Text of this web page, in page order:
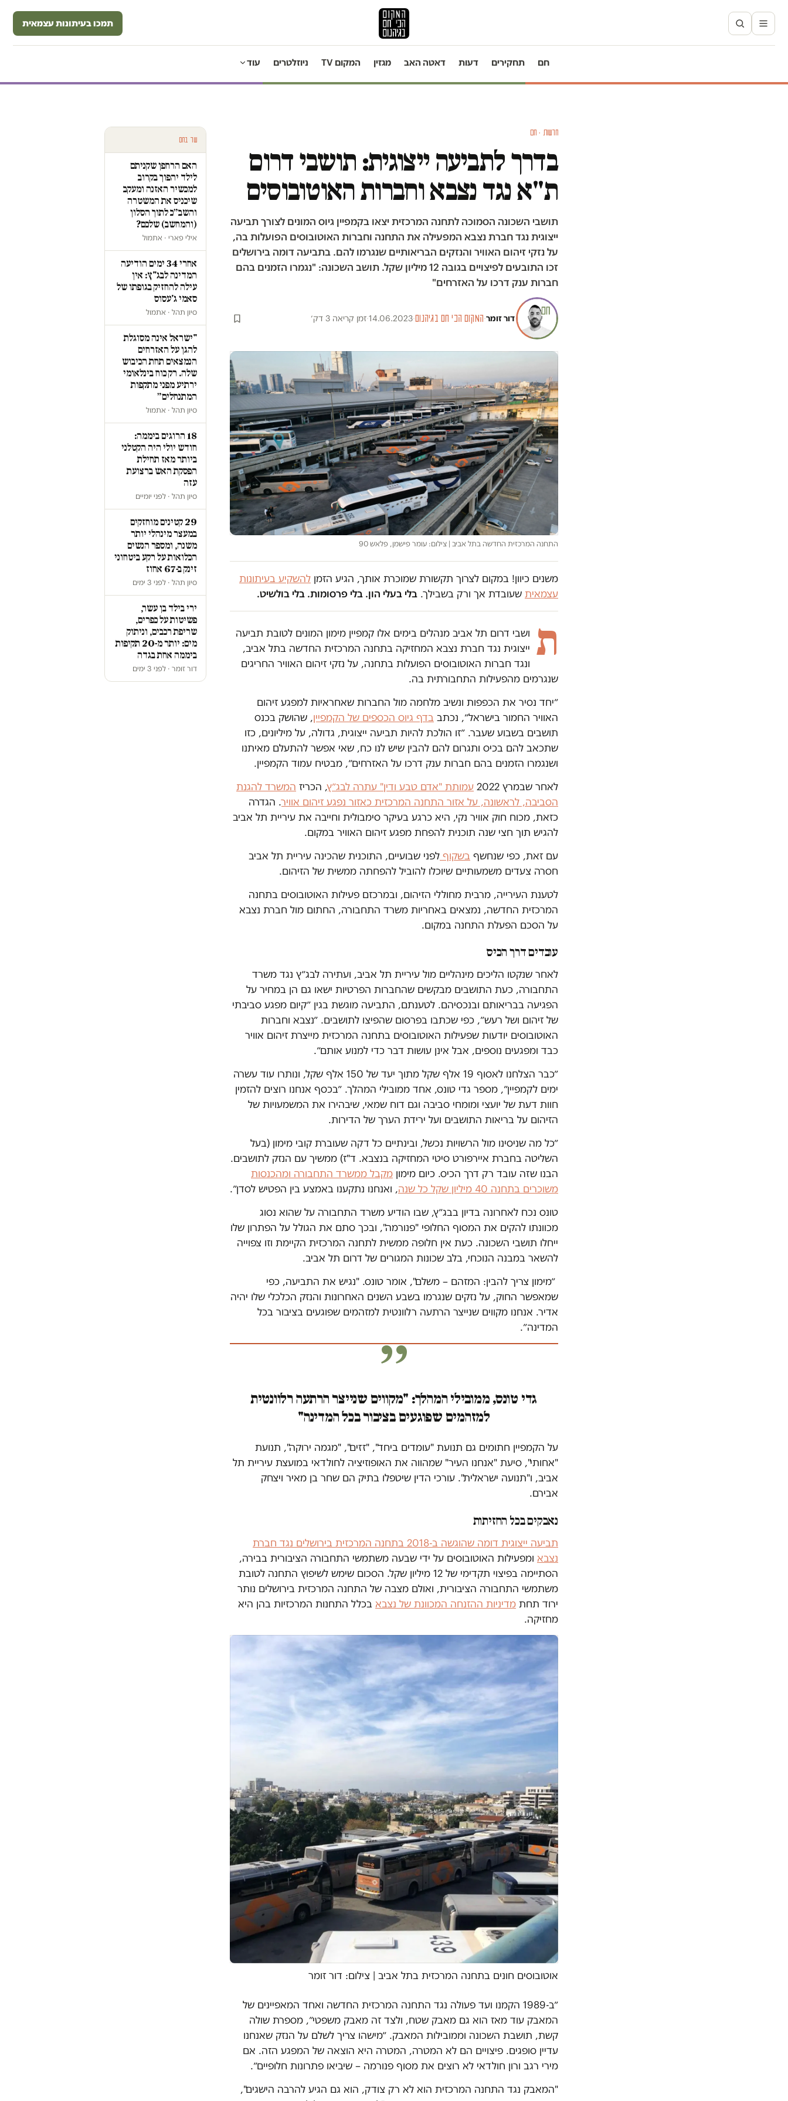
תמכו בעיתונות עצמאית
חם תחקירים דעות דאטה האב מגזין המקום TV ניוזלטרים עוד
חדשות · חם
בדרך לתביעה ייצוגית: תושבי דרום
ת"א נגד נצבא וחברות האוטובוסים
תושבי השכונה הסמוכה לתחנה המרכזית יצאו בקמפיין גיוס המונים לצורך תביעה
ייצוגית נגד חברת נצבא המפעילה את התחנה וחברות האוטובוסים הפועלות בה,
על נזקי זיהום האוויר והנזקים הבריאותיים שנגרמו להם. בתביעה דומה בירושלים
זכו התובעים לפיצויים בגובה 12 מיליון שקל. תושב השכונה: "נגמרו הזמנים בהם
חברות ענק דרכו על האזרחים"
דור זומר·המקום הכי חם בגיהנום·
14.06.2023
·זמן קריאה 3 דק׳
התחנה המרכזית החדשה בתל אביב | צילום: עומר פישמן, פלאש 90
משנים כיוון! במקום לצרוך תקשורת שמוכרת אותך, הגיע הזמן להשקיע בעיתונות
עצמאית שעובדת אך ורק בשבילך. בלי בעלי הון. בלי פרסומות. בלי בולשיט.
ת ושבי דרום תל אביב מנהלים בימים אלו קמפיין מימון המונים לטובת תביעה
ייצוגית נגד חברת נצבא המחזיקה בתחנה המרכזית החדשה בתל אביב,
ונגד חברות האוטובוסים הפועלות בתחנה, על נזקי זיהום האוויר החריגים
שנגרמים מהפעילות התחבורתית בה.
״יחד נסיר את הכפפות ונשיב מלחמה מול החברות שאחראיות למפגע זיהום
האוויר החמור בישראל״, נכתב בדף גיוס הכספים של הקמפיין, שהושק בכנס
תושבים בשבוע שעבר. ״זו הולכת להיות תביעה ייצוגית, גדולה, על מיליונים, כזו
שתכאב להם בכיס ותגרום להם להבין שיש לנו כח, שאי אפשר להתעלם מאיתנו
ושנגמרו הזמנים בהם חברות ענק דרכו על האזרחים״, מבטיח עמוד הקמפיין.
לאחר שבמרץ 2022
עמותת "אדם טבע ודין" עתרה לבג״ץ, הכריז המשרד להגנת
הסביבה, לראשונה, על אזור התחנה המרכזית כאזור נפגע זיהום אוויר. הגדרה
כזאת, מכוח חוק אוויר נקי, היא כרגע בעיקר סימבולית וחייבה את עיריית תל אביב
להגיש תוך חצי שנה תוכנית להפחת מפגע זיהום האוויר במקום.
עם זאת, כפי שנחשף בשקוף לפני שבועיים, התוכנית שהכינה עיריית תל אביב
חסרה צעדים משמעותיים שיוכלו להוביל להפחתה ממשית של הזיהום.
לטענת העירייה, מרבית מחוללי הזיהום, ובמרכזם פעילות האוטובוסים בתחנה
המרכזית החדשה, נמצאים באחריות משרד התחבורה, החתום מול חברת נצבא
על הסכם הפעלת התחנה במקום.
עובדים דרך הכיס
לאחר שנקטו הליכים מינהליים מול עיריית תל אביב, ועתירה לבג״ץ נגד משרד
התחבורה, כעת התושבים מבקשים שהחברות הפרטיות ישאו גם הן במחיר על
הפגיעה בבריאותם ובנכסיהם. לטענתם, התביעה מוגשת בגין ״קיום מפגע סביבתי
של זיהום ושל רעש״, כפי שכתבו בפרסום שהפיצו לתושבים. ״נצבא וחברות
האוטובוסים יודעות שפעילות האוטובוסים בתחנה המרכזית מייצרת זיהום אוויר
כבד ומפגעים נוספים, אבל אינן עושות דבר כדי למנוע אותם״.
״כבר הצלחנו לאסוף 19 אלף שקל מתוך יעד של 150 אלף שקל, ונותרו עוד עשרה
ימים לקמפיין״, מספר גדי טונס, אחד ממובילי המהלך. ״בכסף אנחנו רוצים להזמין
חוות דעת של יועצי ומומחי סביבה וגם דוח שמאי, שיבהירו את המשמעויות של
הזיהום על בריאות התושבים ועל ירידת הערך של הדירות.
״כל מה שניסינו מול הרשויות נכשל, ובינתיים כל דקה שעוברת קובי מימון (בעל
השליטה בחברת איירפורט סיטי המחזיקה בנצבא. ד"ז) ממשיך עם הנזק לתושבים.
הבנו שזה עובד רק דרך הכיס. כיום מימון מקבל ממשרד התחבורה ומהכנסות
משוכרים בתחנה 40 מיליון שקל כל שנה
, ואנחנו נתקענו באמצע בין הפטיש לסדן״.
טונס נכח לאחרונה בדיון בבג״ץ, שבו הודיע משרד התחבורה על שהוא נסוג
מכוונתו להקים את המסוף החלופי "פנורמה", ובכך סתם את הגולל על הפתרון שלו
ייחלו תושבי השכונה. כעת אין חלופה ממשית לתחנה המרכזית הקיימת וזו צפוייה
להשאר במבנה הנוכחי, בלב שכונות המגורים של דרום תל אביב.
״מימון צריך להבין: המזהם – משלם", אומר טונס. "נגיש את התביעה, כפי
שמאפשר החוק, על נזקים שנגרמו בשבע השנים האחרונות והנזק הכלכלי שלו יהיה
אדיר. אנחנו מקווים שנייצר הרתעה רלוונטית למזהמים שפוגעים בציבור בכל
המדינה״.
גדי טונס, ממובילי המהלך: "מקווים שנייצר הרתעה רלוונטית
למזהמים שפוגעים בציבור בכל המדינה"
על הקמפיין חתומים גם תנועת "עומדים ביחד", "זזים", "מגמה ירוקה", תנועת
"אחותי", סיעת "אנחנו העיר" שמהווה את האופוזיציה לחולדאי במועצת עיריית תל
אביב, ו"תנועה ישראלית". עורכי הדין שיטפלו בתיק הם שחר בן מאיר ויצחק
אבירם.
נאבקים בכל החזיתות
תביעה ייצוגית דומה שהוגשה ב-2018 בתחנה המרכזית בירושלים נגד חברת
נצבא ומפעילות האוטובוסים על ידי שבעה משתמשי התחבורה הציבורית בבירה,
הסתיימה בפיצוי תקדימי של 12 מיליון שקל. הסכום שימש לשיפוץ התחנה לטובת
משתמשי התחבורה הציבורית, ואולם מצבה של התחנה המרכזית בירושלים נותר
ירוד תחת מדיניות ההזנחה המכוונת של נצבא בכלל התחנות המרכזיות בהן היא
מחזיקה.
אוטובוסים חונים בתחנה המרכזית בתל אביב | צילום: דור זומר
״ב-1989 הקמנו ועד פעולה נגד התחנה המרכזית החדשה ואחד המאפיינים של
המאבק עוד מאז הוא גם מאבק שטח, ולצד זה מאבק משפטי״, מספרת שולה
קשת, תושבת השכונה וממובילות המאבק. ״מישהו צריך לשלם על הנזק שאנחנו
עדיין סופגים. פיצויים הם לא המטרה, המטרה היא הוצאה של המפגע הזה. אם
מירי רגב ורון חולדאי לא רוצים את מסוף פנורמה – שיביאו פתרונות חלופיים״.
"המאבק נגד התחנה המרכזית הוא לא רק צודק, הוא גם הגיע להרבה הישגים",
עוד בחם
האם הרחפן שקניתם
לילד יהפוך בקרוב
למכשיר האזנה ומעקב
שיכניס את המשטרה
והשב״כ לתוך הסלון
(והמחשב) שלכם?
אילי פארי · אתמול
אחרי 34 ימים הודיעה
המדינה לבג"ץ: אין
עילה להחזיק בגופתו של
סאמי ג'עסוס
סיון תהל · אתמול
"ישראל אינה מסוגלת
להגן על האזרחים
הנמצאים תחת הכיבוש
שלה. רק כוח בינלאומי
ירתיע מפני מתקפות
המתנחלים״
סיון תהל · אתמול
18 הרוגים ביממה:
חודש יולי היה הקטלני
ביותר מאז תחילת
הפסקת האש ברצועת
עזה
סיון תהל · לפני יומיים
29 קטינים מוחזקים
במעצר מינהלי יותר
משנה, ומספר הנשים
הכלואות על רקע ביטחוני
זינק ב-67 אחוז
סיון תהל · לפני 3 ימים
ירי בילד בן עשר,
פשיטות על כפרים,
שריפת רכבים, וניתוק
מים: יותר מ-20 תקיפות
ביממה אחת בגדה
דור זומר · לפני 3 ימים